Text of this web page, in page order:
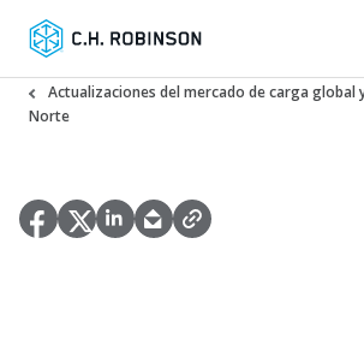
Actualizaciones del mercado de carga global
Norte